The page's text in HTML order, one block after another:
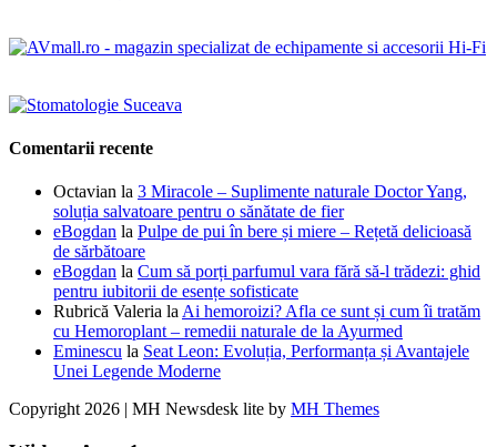
Comentarii recente
Octavian la 3 Miracole – Suplimente naturale Doctor Yang,
soluția salvatoare pentru o sănătate de fier
eBogdan la Pulpe de pui în bere și miere – Rețetă delicioasă
de sărbătoare
eBogdan la Cum să porți parfumul vara fără să-l trădezi: ghid
pentru iubitorii de esențe sofisticate
Rubrică Valeria la Ai hemoroizi? Afla ce sunt și cum îi tratăm
cu Hemoroplant – remedii naturale de la Ayurmed
Eminescu la Seat Leon: Evoluția, Performanța și Avantajele
Unei Legende Moderne
Copyright 2026 | MH Newsdesk lite by MH Themes